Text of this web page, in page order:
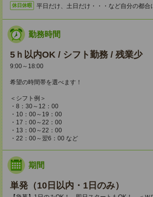
休日休暇 平日だけ、土日だけ・・・など自分の都合
勤務時間
5ｈ以内OK / シフト勤務 / 残業少
9:00～18:00
希望の時間帯を選べます！
＜シフト例＞
・8：30～12：00
・10：00～19：00
・17：00～22：00
・13：00～22：00
・22：00～翌6：00 など
期間
単発（10日以内・1日のみ）